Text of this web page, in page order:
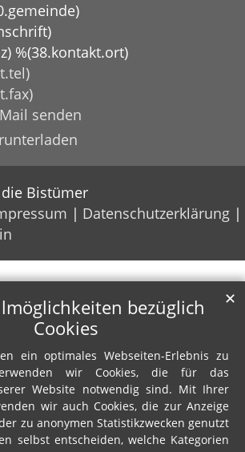
%(38.kontakt.ort)
senden
Bistümer
Datenschutzerklärung
bezüglich
Cookies
ein optimales Webseiten-Erlebnis zu
wir Cookies, die für das
Website notwendig sind. Mit Ihrer
wir auch Cookies, die zur Anzeige
zu anonymen Statistikzwecken genutzt
selbst entscheiden, welche Kategorien
✕